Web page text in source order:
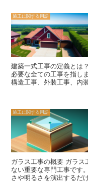
利が高い場合は返済額が
てしまうからです。その
の比較や計算をしっかりと行うこ
を選ぶ際には、まず金利
関やローン商品の金利を
す。また、金利だけでな
が重要です。自分の経済
ぶことが、将来の負担を軽減す
利適用工事を選ぶ際には
計算は、借り入れ金額や
基準金利適用工事は、
す。金利の比較や計算を
ない基準金利適用工事を
ためにも、慎重な選択を
施工に関する用語
建築一式工事の定義とは？ 建築一式工事は、建物を建設するた
必要な全ての工事を指し
構造工事、外装工事、内
す。まず、建物の設計が
されます。次に、基礎工
ます。基礎工事が完了し
まれます。外装工事では
ます。内装工事では、建
げなどが行われます。最
などの設備が設置されます。 建築一式工事は、建物の品質
を確保するために重要な
って使用されるため、耐
施工に関する用語
ガラス工事の概要 ガラス工事は、建築やリフォームにおいて欠かせ
ない重要な専門工事です
さや明るさを演出するだ